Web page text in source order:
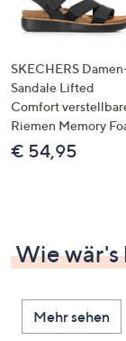
SKECHERS
Sandale Lifted
Comfort
Riemen Memory
€ 54,95
Wie
Mehr sehen